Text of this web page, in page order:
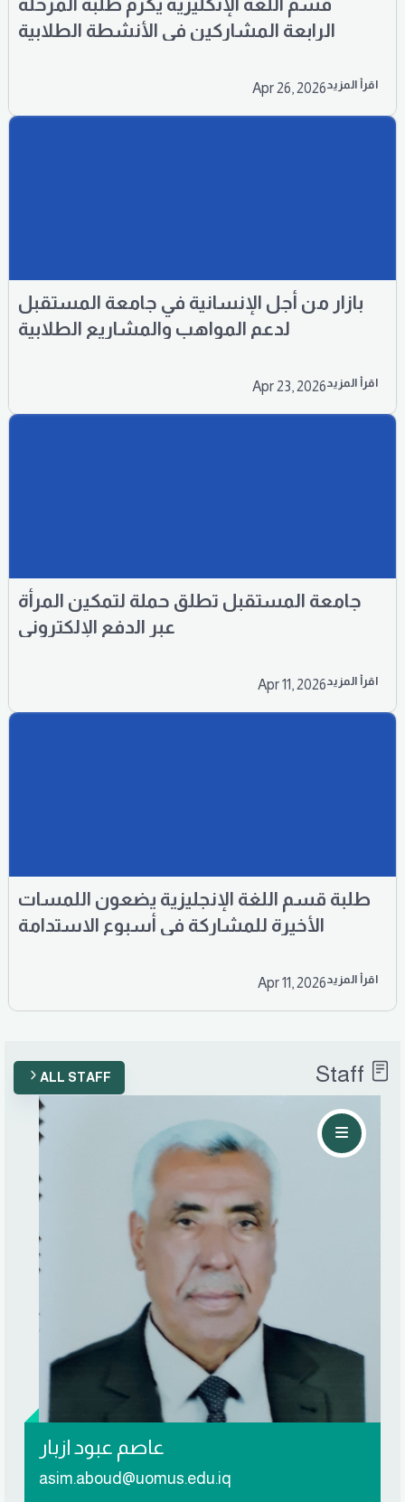
قسم اللغة الإنكليزية يكرم طلبة المرحلة
الرابعة المشاركين في الأنشطة الطلابية
Apr 26, 2026اقرأ المزيد
بازار من أجل الإنسانية في جامعة المستقبل
لدعم المواهب والمشاريع الطلابية
Apr 23, 2026اقرأ المزيد
جامعة المستقبل تطلق حملة لتمكين المرأة
عبر الدفع الإلكتروني
Apr 11, 2026اقرأ المزيد
طلبة قسم اللغة الإنجليزية يضعون اللمسات
الأخيرة للمشاركة في أسبوع الاستدامة
Apr 11, 2026اقرأ المزيد
ALL STAFF
عاصم عبود ازبار
asim.aboud@uomus.edu.iq